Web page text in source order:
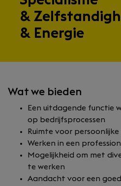
&
& Energie
Wat we bieden
Een uitdagende functie
op bedrijfsprocessen
Ruimte voor
Werken in een
Mogelijkheid om met
te werken
Aandacht voor een